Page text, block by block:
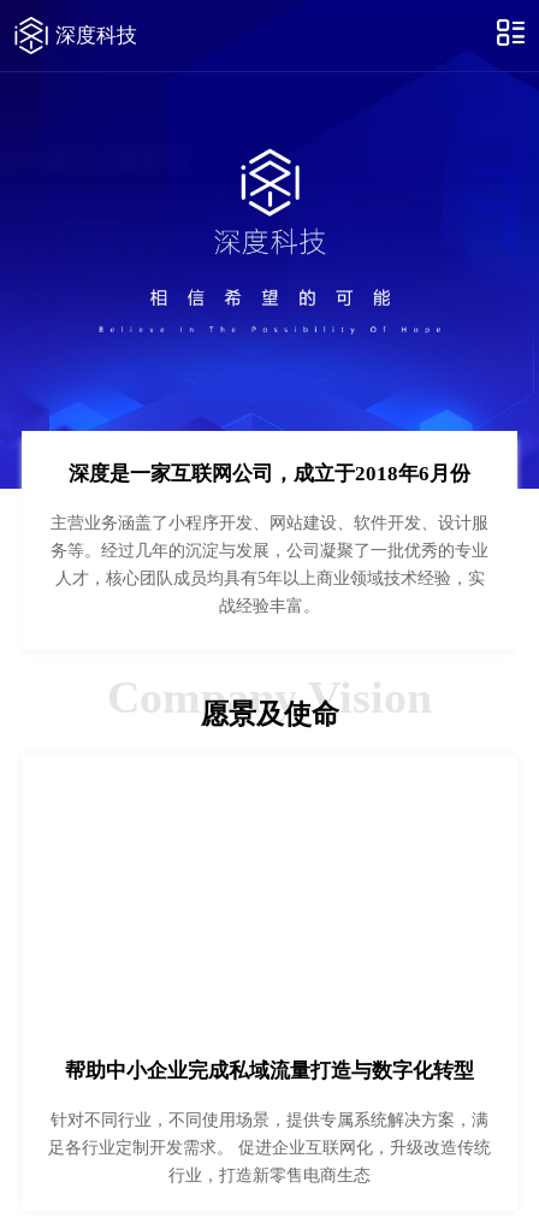
深度科技
深度是一家互联网公司，成立于2018年6月份
主营业务涵盖了小程序开发、网站建设、软件开发、设计服
务等。经过几年的沉淀与发展，公司凝聚了一批优秀的专业
人才，核心团队成员均具有5年以上商业领域技术经验，实
战经验丰富。
Company Vision
愿景及使命
帮助中小企业完成私域流量打造与数字化转型
针对不同行业，不同使用场景，提供专属系统解决方案，满
足各行业定制开发需求。 促进企业互联网化，升级改造传统
行业，打造新零售电商生态